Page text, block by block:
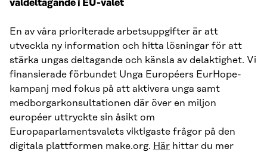
valdeltagande i EU-valet
En av våra prioriterade arbetsuppgifter är att
utveckla ny information och hitta lösningar för att
stärka ungas deltagande och känsla av delaktighet. Vi
finansierade förbundet Unga Européers EurHope-
kampanj med fokus på att aktivera unga samt
medborgarkonsultationen där över en miljon
européer uttryckte sin åsikt om
Europaparlamentsvalets viktigaste frågor på den
digitala plattformen make.org. Här hittar du mer